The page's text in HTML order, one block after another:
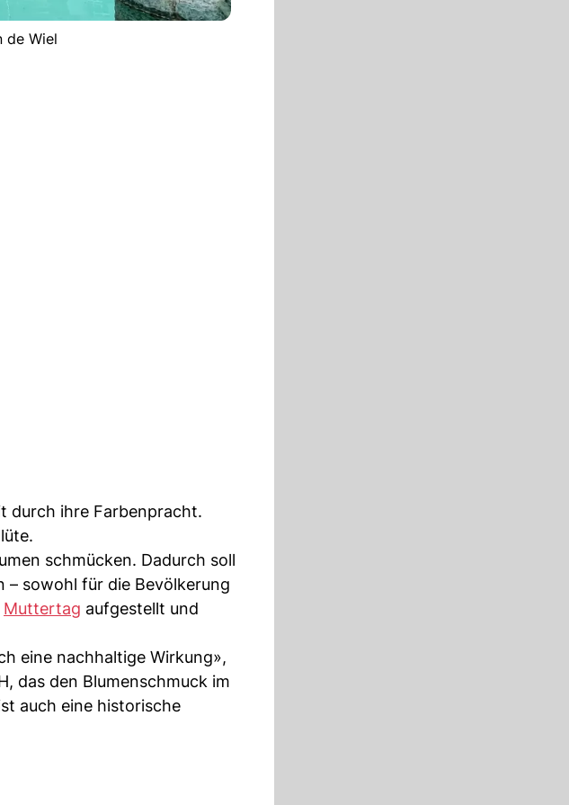
de Wiel
durch ihre Farbenpracht.
schmücken. Dadurch soll
sowohl für die Bevölkerung
Muttertag aufgestellt und
eine nachhaltige Wirkung»,
das den Blumenschmuck im
auch eine historische